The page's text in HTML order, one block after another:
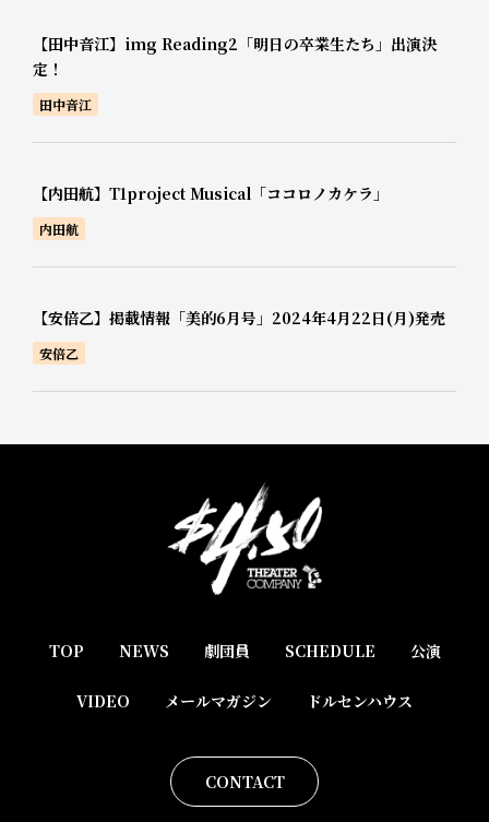
【田中音江】img Reading2「明日の卒業生たち」出演決
定！
田中音江
【内田航】T1project Musical「ココロノカケラ」
内田航
【安倍乙】掲載情報「美的6月号」2024年4月22日(月)発売
安倍乙
TOP NEWS 劇団員 SCHEDULE 公演
VIDEO メールマガジン ドルセンハウス
CONTACT